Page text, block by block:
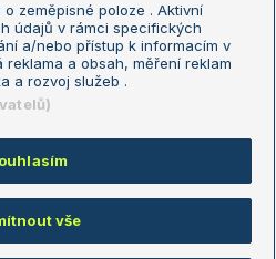
Nastavení soukromí
Reklama
Informace o zpracování osobních
údajů
Využíváme zpravodajství ČTK.
zeměpisné poloze . Aktivní
údajů v rámci specifických
a/nebo přístup k informacím v
reklama a obsah, měření reklam
a rozvoj služeb .
vše